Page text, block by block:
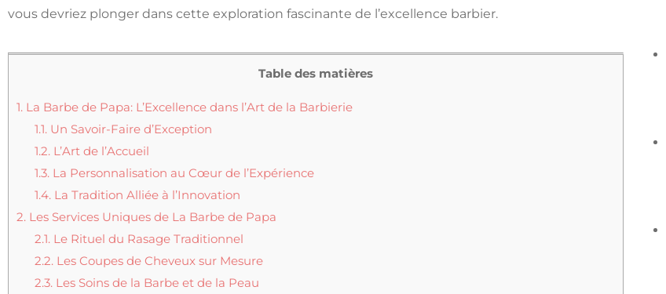
vous devriez plonger dans cette exploration fascinante de l’excellence barbier.
Table des matières
1. La Barbe de Papa: L’Excellence dans l’Art de la Barbierie
1.1.Un Savoir-Faire d’Exception
1.2.L’Art de l’Accueil
1.3.La Personnalisation au Cœur de l’Expérience
1.4.La Tradition Alliée à l’Innovation
2. Les Services Uniques de La Barbe de Papa
2.1.Le Rituel du Rasage Traditionnel
2.2.Les Coupes de Cheveux sur Mesure
2.3.Les Soins de la Barbe et de la Peau